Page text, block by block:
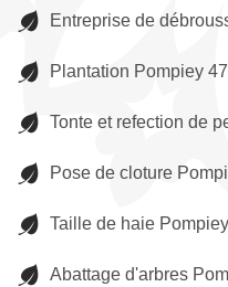
Entreprise de
Plantation Pompiey
Tonte et refection de
Pose de cloture
Taille de haie
Abattage d'arbres